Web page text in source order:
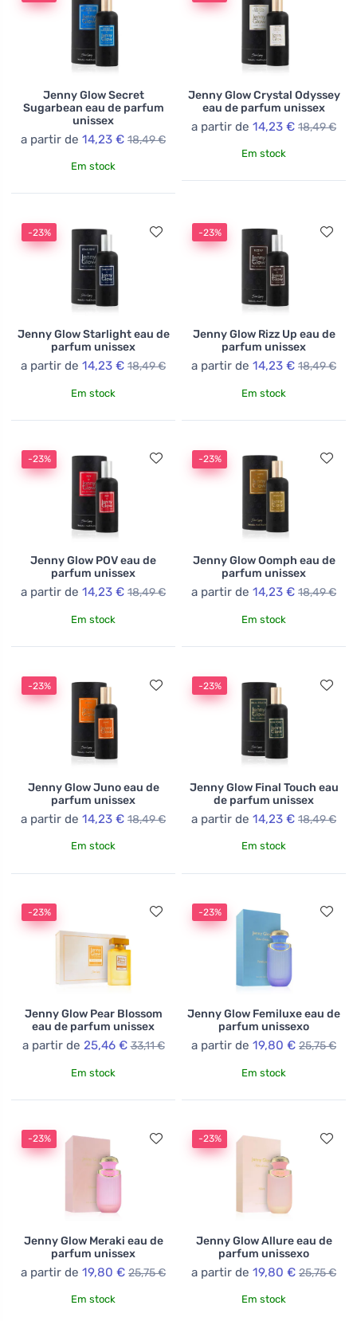
Jenny Glow Secret
Sugarbean eau de parfum
unissex
a partir de 14,23 € 18,49 €
Em stock
Jenny Glow Crystal Odyssey
eau de parfum unissex
a partir de 14,23 € 18,49 €
Em stock
-23%
Jenny Glow Starlight eau de
parfum unissex
a partir de 14,23 € 18,49 €
Em stock
-23%
Jenny Glow Rizz Up eau de
parfum unissex
a partir de 14,23 € 18,49 €
Em stock
-23%
Jenny Glow POV eau de
parfum unissex
a partir de 14,23 € 18,49 €
Em stock
-23%
Jenny Glow Oomph eau de
parfum unissex
a partir de 14,23 € 18,49 €
Em stock
-23%
Jenny Glow Juno eau de
parfum unissex
a partir de 14,23 € 18,49 €
Em stock
-23%
Jenny Glow Final Touch eau
de parfum unissex
a partir de 14,23 € 18,49 €
Em stock
-23%
Jenny Glow Pear Blossom
eau de parfum unissex
a partir de 25,46 € 33,11 €
Em stock
-23%
Jenny Glow Femiluxe eau de
parfum unissexo
a partir de 19,80 € 25,75 €
Em stock
-23%
Jenny Glow Meraki eau de
parfum unissex
a partir de 19,80 € 25,75 €
Em stock
-23%
Jenny Glow Allure eau de
parfum unissexo
a partir de 19,80 € 25,75 €
Em stock